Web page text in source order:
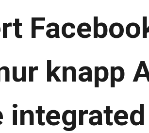
knapp
integrated